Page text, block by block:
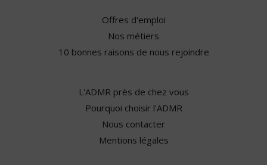
Offres d'emploi
Nos métiers
10 bonnes raisons de nous rejoindre
L'ADMR près de chez vous
Pourquoi choisir l'ADMR
Nous contacter
Mentions légales